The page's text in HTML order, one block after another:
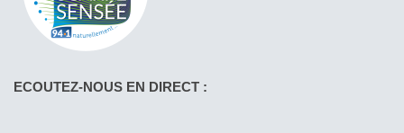
ECOUTEZ-NOUS EN DIRECT :